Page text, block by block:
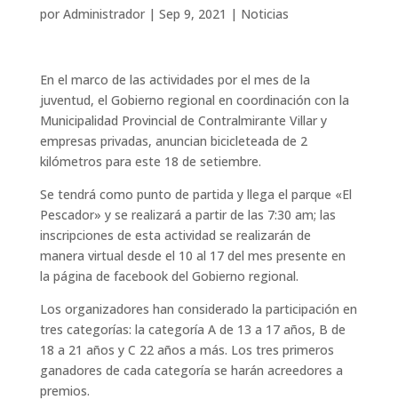
por Administrador| Sep 9, 2021 | Noticias
En el marco de las actividades por el mes de la
juventud, el Gobierno regional en coordinación con la
Municipalidad Provincial de Contralmirante Villar y
empresas privadas, anuncian bicicleteada de 2
kilómetros para este 18 de setiembre.
Se tendrá como punto de partida y llega el parque «El
Pescador» y se realizará a partir de las 7:30 am; las
inscripciones de esta actividad se realizarán de
manera virtual desde el 10 al 17 del mes presente en
la página de facebook del Gobierno regional.
Los organizadores han considerado la participación en
tres categorías: la categoría A de 13 a 17 años, B de
18 a 21 años y C 22 años a más. Los tres primeros
ganadores de cada categoría se harán acreedores a
premios.